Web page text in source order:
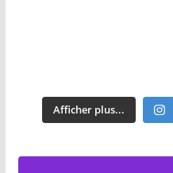
Afficher plus...